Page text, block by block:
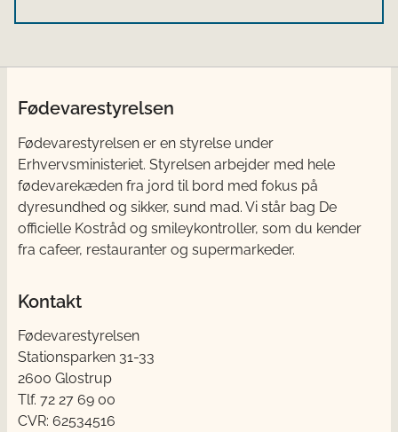
Fødevarestyrelsen
Fødevarestyrelsen er en styrelse under
Erhvervsministeriet. Styrelsen arbejder med hele
fødevarekæden fra jord til bord med fokus på
dyresundhed og sikker, sund mad. Vi står bag De
officielle Kostråd og smileykontroller, som du kender
fra cafeer, restauranter og supermarkeder.
Kontakt
Fødevarestyrelsen
Stationsparken 31-33
2600 Glostrup
Tlf. 72 2​​​7 69 00
CVR: 62534516